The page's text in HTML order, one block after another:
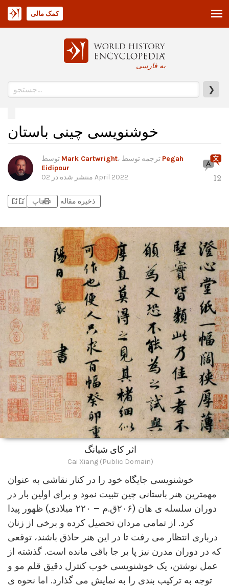
به فارسی
❯
کمک مالی
خوشنویسی چینی باستان
Mark Cartwright
Pegah
Eidipour
منتشر شده در 02 April 2022 12
bookmark_addbookmark_added ذخیره مقاله printچاپ
اثر کای شیانگ
Cai Xiang (Public Domain)
خوشنویسی جایگاه خود را در کنار نقاشی به عنوان
مهمترین هنر باستانی چین تثبیت نمود و برای اولین بار در
دوران سلسله ی هان (۲۰۶ق.م – ۲۲۰ میلادی) ظهور پیدا
کرد. از تمامی مردان تحصیل کرده و برخی از زنان
درباری انتظار می رفت تا در این هنر حاذق باشند، توقعی
که در دوران مدرن نیز پا بر جا باقی مانده است. گذشته از
عمل نوشتن، یک خوشنویسی خوب کنترل دقیق قلم مو و
توجه به ترکیب بندی را به نمایش می گذارد. اما نحوه ی